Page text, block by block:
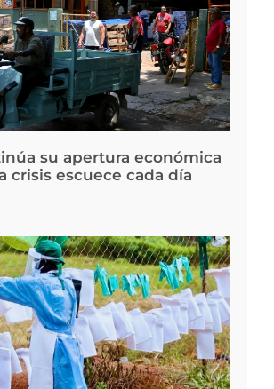
su apertura económica
crisis escuece cada día